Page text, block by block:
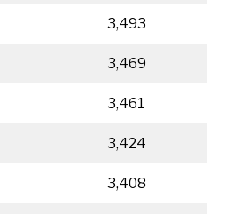
3,493
3,469
3,461
3,424
3,408